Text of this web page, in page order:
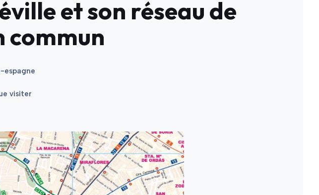
et son réseau de
espagne
visiter